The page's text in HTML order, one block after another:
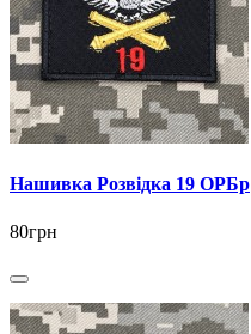
Нашивка Розвідка 19 ОРБр
80грн